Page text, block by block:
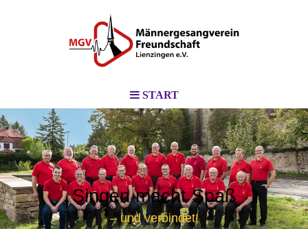
START
Singen macht Spaß
– und verbindet!